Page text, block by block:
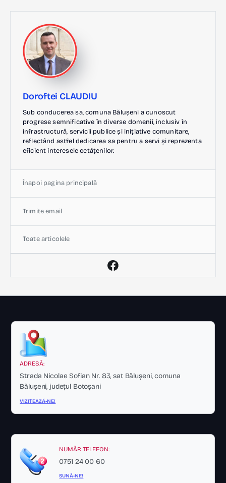
Doroftei CLAUDIU
Sub conducerea sa, comuna Bălușeni a cunoscut
progrese semnificative în diverse domenii, inclusiv în
infrastructură, servicii publice și inițiative comunitare,
reflectând astfel dedicarea sa pentru a servi și reprezenta
eficient interesele cetățenilor.
Înapoi pagina principală
Trimite email
Toate articolele
ADRESĂ:
Strada Nicolae Sofian Nr. 83, sat Bălușeni, comuna
Bălușeni, județul Botoșani
VIZITEAZĂ-NE!
NUMĂR TELEFON:
0751 24 00 60
SUNĂ-NE!